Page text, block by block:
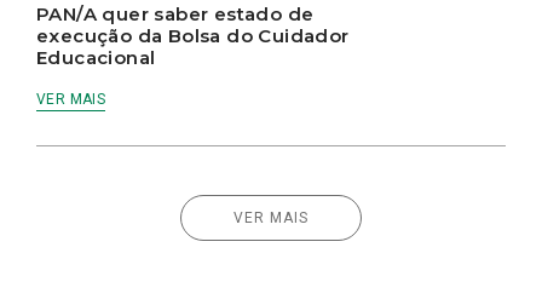
PAN/A quer saber estado de
execução da Bolsa do Cuidador
Educacional
VER MAIS
VER MAIS